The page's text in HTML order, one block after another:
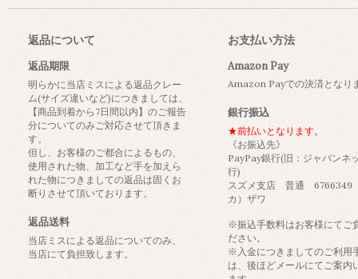
返品について
返品期限
明らかに当店ミスによる返品クレー
ム(サイズ違いなど)につきましては、
【商品到着から7日間以内】のご報告
分についてのみご対応させて頂きま
す。
但し、お客様のご都合によるもの、
使用された物、加工など手を加えら
れた物につきましての返品は固くお
断りさせて頂いております。
返品送料
当店ミスによる返品についてのみ、
当店にて負担致します。
お支払い方法
Amazon Pay
Amazon Payでの決済となり
銀行振込
★前払いとなります。
《お振込先》
PayPay銀行(旧：ジャパンネ
行)
スズメ支店 普通 6766349
カ）ザワ
※振込手数料はお客様にてご
ださい。
※入金につきましてのご利用
は、後ほどメールにてご案内